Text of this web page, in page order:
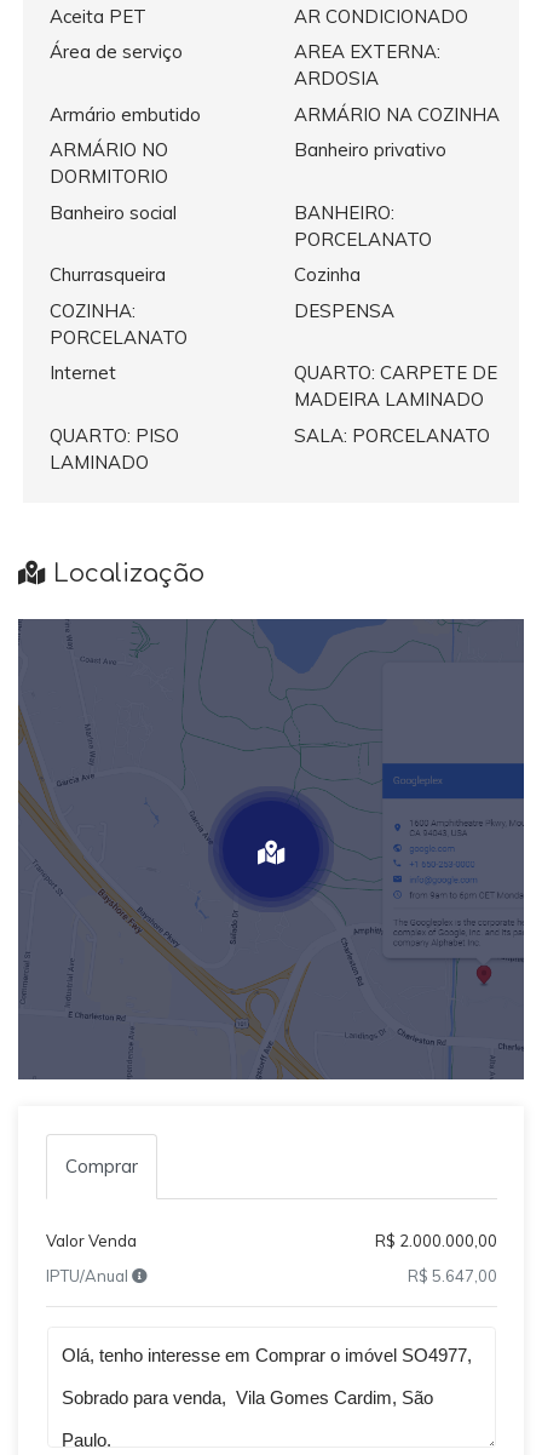
Aceita PET
AR CONDICIONADO
Área de serviço
AREA EXTERNA:
ARDOSIA
Armário embutido
ARMÁRIO NA COZINHA
ARMÁRIO NO
DORMITORIO
Banheiro privativo
Banheiro social
BANHEIRO:
PORCELANATO
Churrasqueira
Cozinha
COZINHA:
PORCELANATO
DESPENSA
Internet
QUARTO: CARPETE DE
MADEIRA LAMINADO
QUARTO: PISO
LAMINADO
SALA: PORCELANATO
Localização
Comprar
Valor Venda
R$ 2.000.000,00
IPTU/Anual
R$ 5.647,00